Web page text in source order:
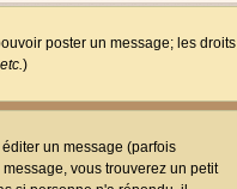
poster un message; les droits
)
un message (parfois
vous trouverez un petit